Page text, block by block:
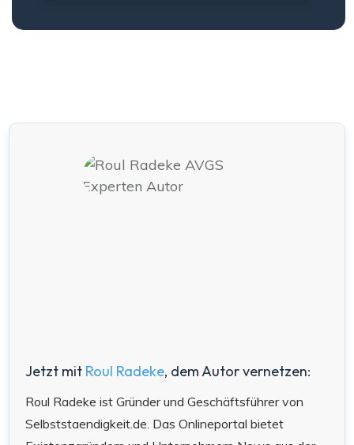
Jetzt mit Roul Radeke, dem Autor vernetzen:
Roul Radeke ist Gründer und Geschäftsführer von
Selbststaendigkeit.de. Das Onlineportal bietet